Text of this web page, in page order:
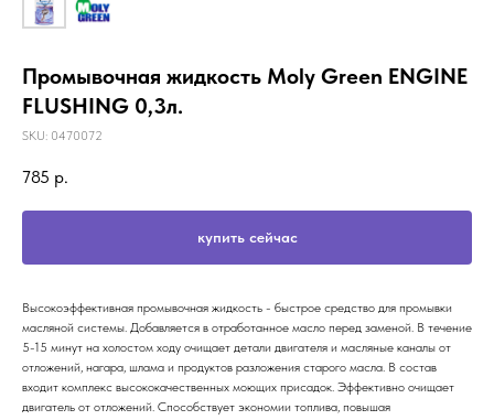
Промывочная жидкость Moly Green ENGINE
FLUSHING 0,3л.
SKU: 0470072
785 р.
купить сейчас
Высокоэффективная промывочная жидкость - быстрое средство для промывки
масляной системы. Добавляется в отработанное масло перед заменой. В течение
5-15 минут на холостом ходу очищает детали двигателя и масляные каналы от
отложений, нагара, шлама и продуктов разложения старого масла. В состав
входит комплекс высококачественных моющих присадок. Эффективно очищает
двигатель от отложений. Способствует экономии топлива, повышая